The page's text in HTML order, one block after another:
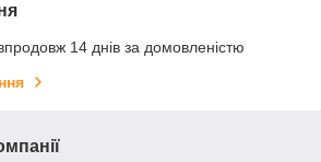
14 днів за домовленістю